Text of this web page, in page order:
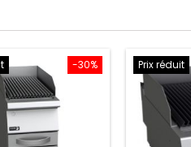
-30% Prix réduit